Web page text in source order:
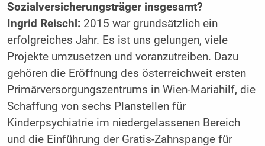
Sozialversicherungsträger insgesamt?
Ingrid Reischl:2015 war grundsätzlich ein
erfolgreiches Jahr. Es ist uns gelungen, viele
Projekte umzusetzen und voranzutreiben. Dazu
gehören die Eröffnung des österreichweit ersten
Primärversorgungszentrums in Wien-Mariahilf, die
Schaffung von sechs Planstellen für
Kinderpsychiatrie im niedergelassenen Bereich
und die Einführung der Gratis-Zahnspange für